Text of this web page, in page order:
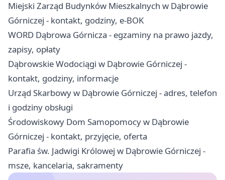
Miejski Zarząd Budynków Mieszkalnych w Dąbrowie
Górniczej - kontakt, godziny, e-BOK
WORD Dąbrowa Górnicza - egzaminy na prawo jazdy,
zapisy, opłaty
Dąbrowskie Wodociągi w Dąbrowie Górniczej -
kontakt, godziny, informacje
Urząd Skarbowy w Dąbrowie Górniczej - adres, telefon
i godziny obsługi
Środowiskowy Dom Samopomocy w Dąbrowie
Górniczej - kontakt, przyjęcie, oferta
Parafia św. Jadwigi Królowej w Dąbrowie Górniczej -
msze, kancelaria, sakramenty